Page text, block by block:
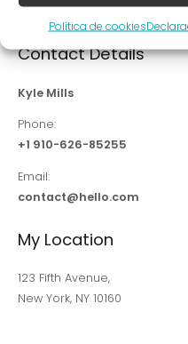
Política de cookies
right away.
Contact Details
Kyle Mills
Phone:
+1 910-626-85255
Email:
contact@hello.com
My Location
123 Fifth Avenue,
New York, NY 10160